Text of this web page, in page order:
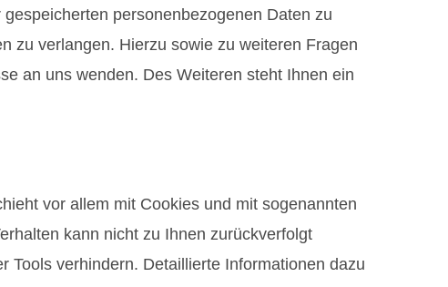
personenbezogenen Daten zu
zu verlangen. Hierzu sowie zu weiteren Fragen
an uns wenden. Des Weiteren steht Ihnen ein
vor allem mit Cookies und mit sogenannten
kann nicht zu Ihnen zurückverfolgt
Tools verhindern. Detaillierte Informationen dazu